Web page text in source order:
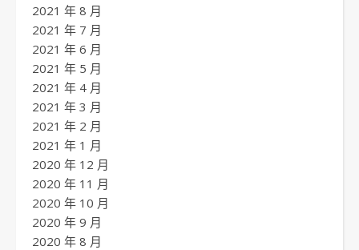
2021 年 8 月
2021 年 7 月
2021 年 6 月
2021 年 5 月
2021 年 4 月
2021 年 3 月
2021 年 2 月
2021 年 1 月
2020 年 12 月
2020 年 11 月
2020 年 10 月
2020 年 9 月
2020 年 8 月